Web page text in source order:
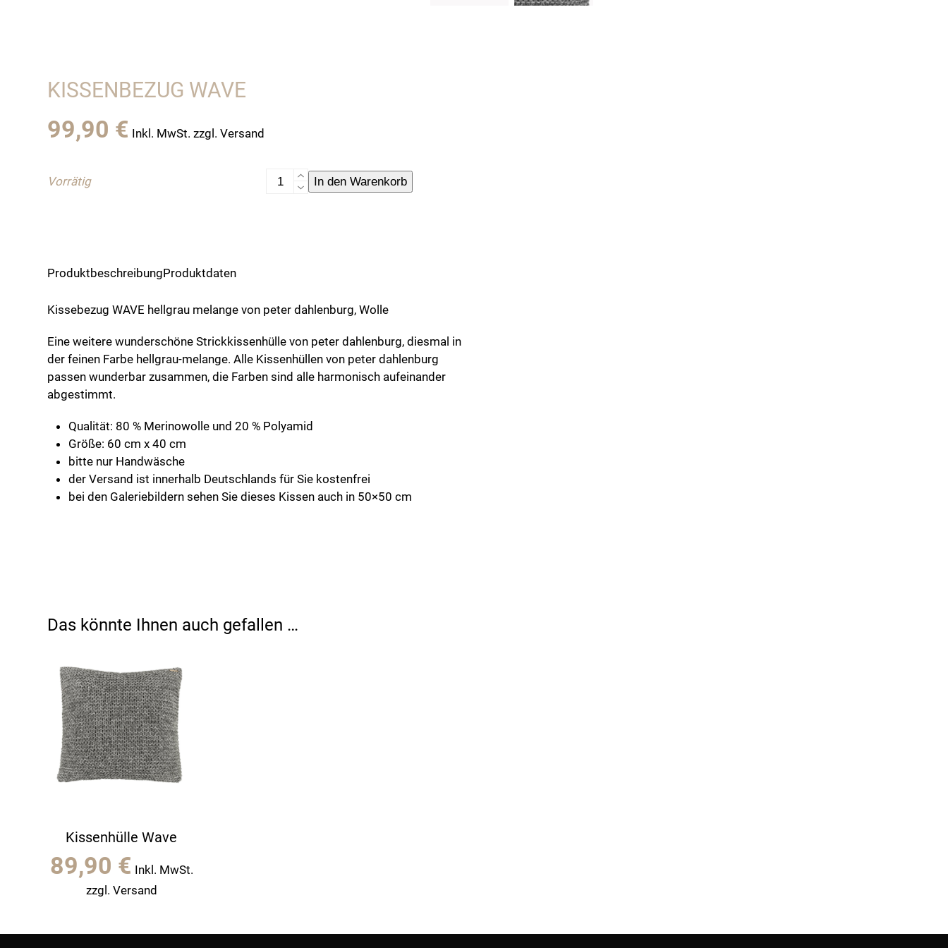
KISSENBEZUG WAVE
99,90 € Inkl. MwSt. zzgl. Versand
Vorrätig
KissenbezugIn den Warenkorb
ProduktbeschreibungProduktdaten
Kissebezug WAVE hellgrau melange von peter dahlenburg, Wolle
Eine weitere wunderschöne Strickkissenhülle von peter dahlenburg, diesmal in
der feinen Farbe hellgrau-melange. Alle Kissenhüllen von peter dahlenburg
passen wunderbar zusammen, die Farben sind alle harmonisch aufeinander
abgestimmt.
Qualität: 80 % Merinowolle und 20 % Polyamid
Größe: 60 cm x 40 cm
bitte nur Handwäsche
der Versand ist innerhalb Deutschlands für Sie kostenfrei
bei den Galeriebildern sehen Sie dieses Kissen auch in 50×50 cm
Das könnte Ihnen auch gefallen …
Kissenhülle Wave
89,90 € Inkl. MwSt.
zzgl. Versand